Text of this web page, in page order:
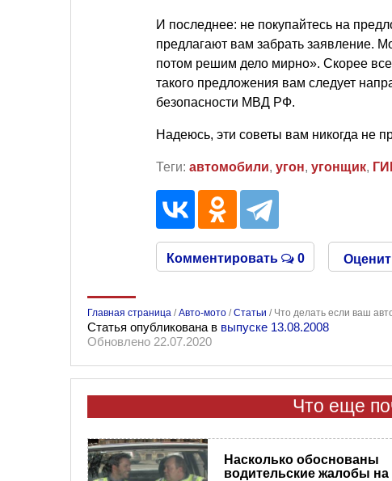
И последнее: не покупайтесь на
предлагают вам забрать заявление.
потом решим дело мирно». Скорее
такого предложения вам следует
безопасности МВД РФ.
Надеюсь, эти советы вам никогда не
Теги: автомобили, угон, угонщик,
Комментировать 0
Главная страница /Авто-мото /Статьи / Что делать если ваш
Статья опубликована в выпуске 13.08.2008
Обновлено 22.07.2020
Что еще
Насколько обоснованы
водительские жалобы на